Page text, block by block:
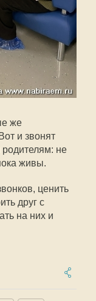
же
и звонят
родителям: не
живы.
ценить
друг с
на них и